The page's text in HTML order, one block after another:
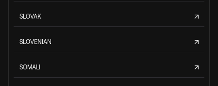
SLOVAK
SLOVENIAN
SOMALI